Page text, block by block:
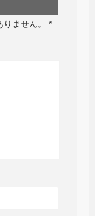
ません。
*